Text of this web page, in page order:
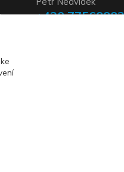
+420
info@elogos.cz